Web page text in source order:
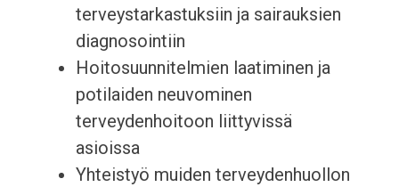
terveystarkastuksiin ja sairauksien
diagnosointiin
Hoitosuunnitelmien laatiminen ja
potilaiden neuvominen
terveydenhoitoon liittyvissä
asioissa
Yhteistyö muiden terveydenhuollon